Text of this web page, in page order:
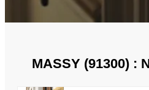
MASSY (91300) :